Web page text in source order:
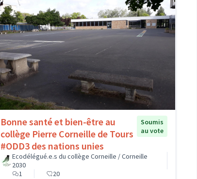
Bonne santé et bien-être au
collège Pierre Corneille de Tours
#ODD3 des nations unies
Soumis
au vote
Ecodélégué.e.s du collège Corneille / Corneille
2030
1
20